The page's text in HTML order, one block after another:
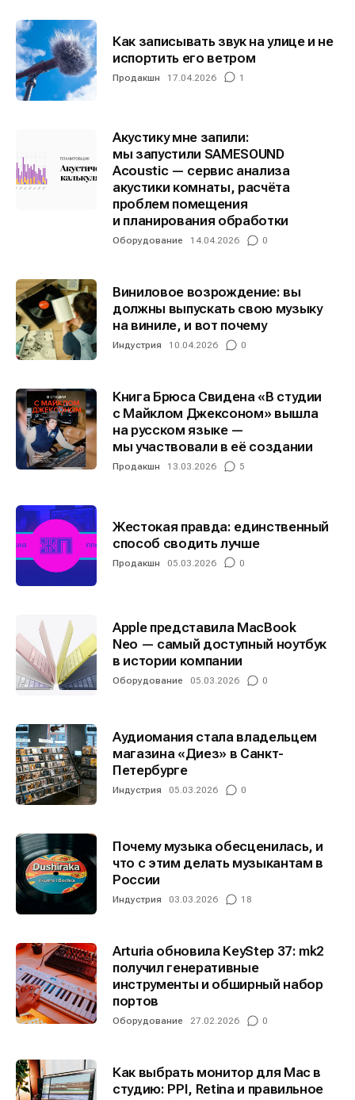
Мы в социальных сетях
Реклама
Редакционная политика (в разработке)
Предложение новостей Помощь проекту
Мы в социальных сетях
Реклама
Редакционная политика (в разработке)
Предложение новостей Помощь проекту
Как записывать звук на улице и не
испортить его ветром
Продакшн 17.04.2026 1
Акустику мне запили:
мы запустили SAMESOUND
Acoustic — сервис анализа
акустики комнаты, расчёта
проблем помещения
и планирования обработки
Оборудование 14.04.2026 0
Виниловое возрождение: вы
должны выпускать свою музыку
на виниле, и вот почему
Индустрия 10.04.2026 0
Книга Брюса Свидена «В студии
с Майклом Джексоном» вышла
на русском языке —
мы участвовали в её создании
Продакшн 13.03.2026 5
Жестокая правда: единственный
способ сводить лучше
Продакшн 05.03.2026 0
Apple представила MacBook
Neo — самый доступный ноутбук
в истории компании
Оборудование 05.03.2026 0
Аудиомания стала владельцем
магазина «Диез» в Санкт-
Петербурге
Индустрия 05.03.2026 0
Почему музыка обесценилась, и
что с этим делать музыкантам в
России
Индустрия 03.03.2026 18
Arturia обновила KeyStep 37: mk2
получил генеративные
инструменты и обширный набор
портов
Оборудование 27.02.2026 0
Как выбрать монитор для Mac в
студию: PPI, Retina и правильное